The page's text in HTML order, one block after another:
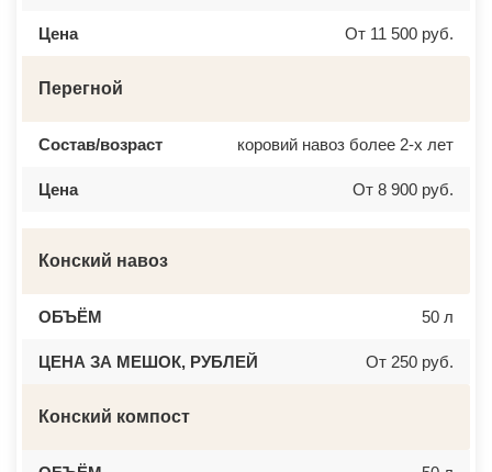
Цена От 11 500 руб.
Перегной
Состав/возраст коровий навоз более 2-х лет
Цена От 8 900 руб.
Конский навоз
ОБЪЁМ 50 л
ЦЕНА ЗА МЕШОК, РУБЛЕЙ От 250 руб.
Конский компост